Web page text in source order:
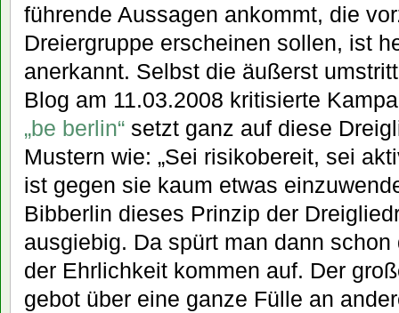
führende Aussagen ankommt, die
Dreiergruppe erscheinen sollen, ist
anerkannt. Selbst die äußerst
Blog am 11.03.2008 kritisierte
„be berlin“ setzt ganz auf diese
Mustern wie: „Sei risikobereit, sei
ist gegen sie kaum etwas
Bibberlin dieses Prinzip der
ausgiebig. Da spürt man dann
der Ehrlichkeit kommen auf. Der
gebot über eine ganze Fülle an